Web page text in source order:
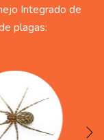
Integrado de
plagas: